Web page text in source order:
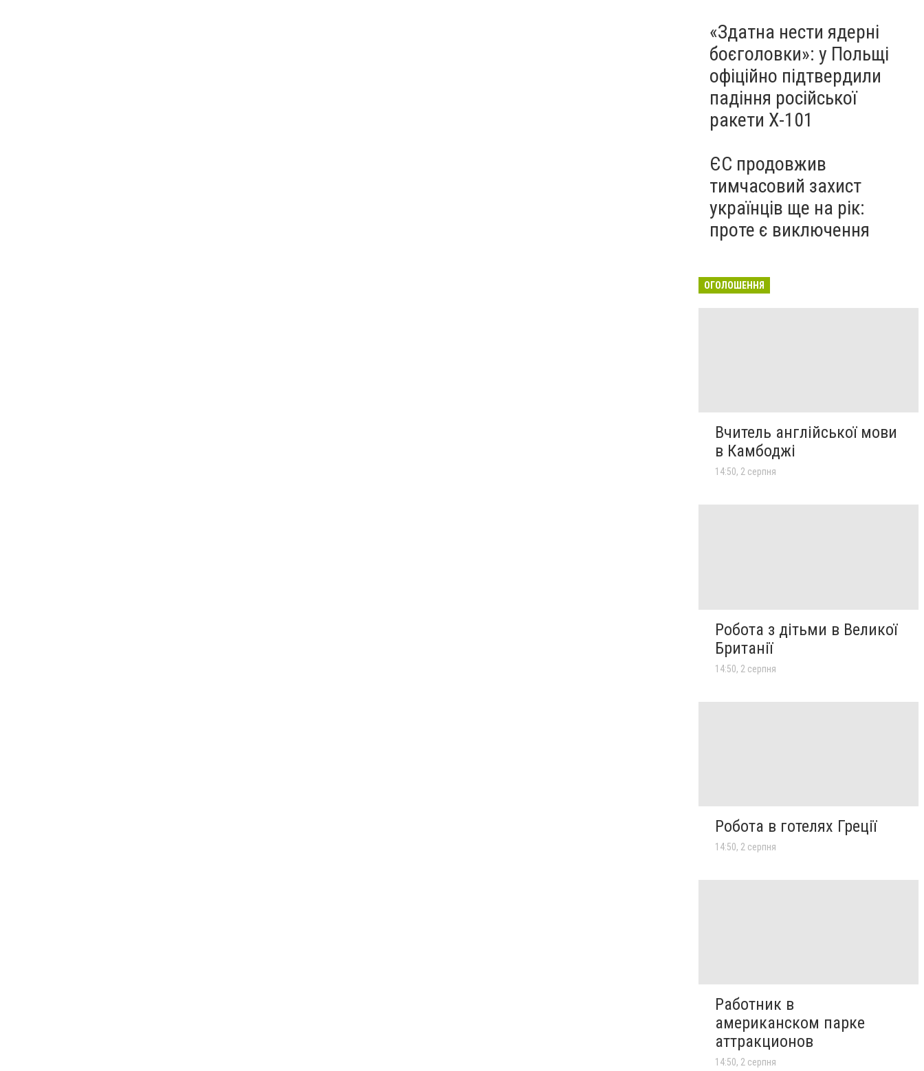
«Здатна нести ядерні
боєголовки»: у Польщі
офіційно підтвердили
падіння російської
ракети Х-101
ЄС продовжив
тимчасовий захист
українців ще на рік:
проте є виключення
ОГОЛОШЕННЯ
Вчитель англійської мови
в Камбоджі
14:50, 2 серпня
Робота з дітьми в Великої
Британії
14:50, 2 серпня
Робота в готелях Греції
14:50, 2 серпня
Работник в
американском парке
аттракционов
14:50, 2 серпня